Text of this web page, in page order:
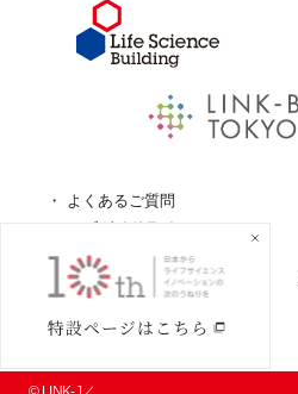
よくあるご質問
ロゴガイドライン
特定商取引法に基づく表